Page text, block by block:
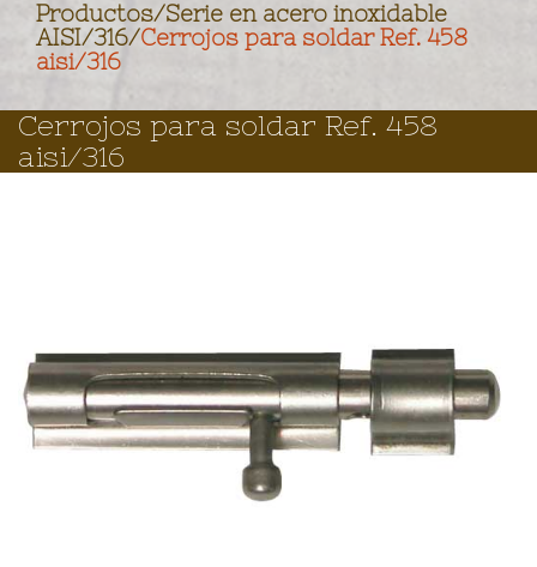
Productos/Serie en acero inoxidable
AISI/316/Cerrojos para soldar Ref. 458
aisi/316
Cerrojos para soldar Ref. 458
aisi/316